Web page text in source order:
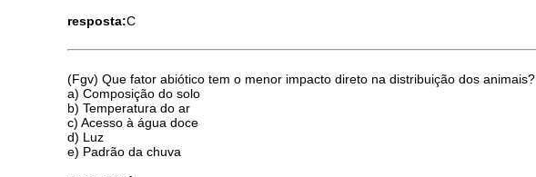
resposta:C
(Fgv) Que fator abiótico tem o menor impacto direto na distribuição dos animais?
a) Composição do solo
b) Temperatura do ar
c) Acesso à água doce
d) Luz
e) Padrão da chuva